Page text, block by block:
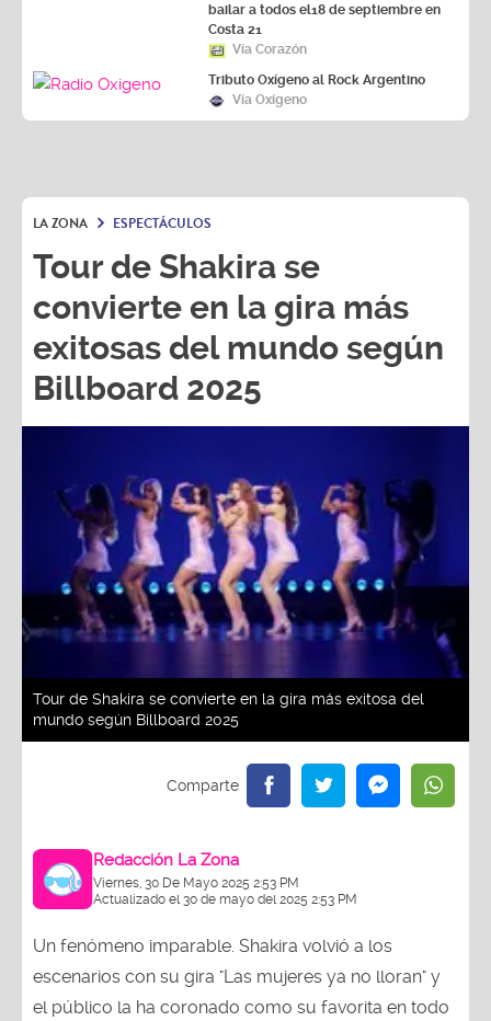
bailar a todos el18 de septiembre en
Costa 21
Vía Corazón
Tributo Oxígeno al Rock Argentino
Vía Oxígeno
LA ZONA ESPECTÁCULOS
Tour de Shakira se
convierte en la gira más
exitosas del mundo según
Billboard 2025
Tour de Shakira se convierte en la gira más exitosa del
mundo según Billboard 2025
Viernes, 30 De Mayo 2025 2:53 PM
Actualizado el 30 de mayo del 2025 2:53 PM
escenarios con su gira "Las mujeres ya no lloran" y
el público la ha coronado como su favorita en todo
el mundo. Según datos de Billboard, su gira ocupa